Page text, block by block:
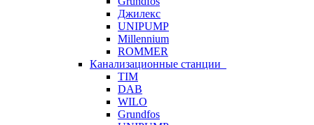
Джилекс
UNIPUMP
Millennium
ROMMER
Канализационные станции
TIM
DAB
WILO
Grundfos